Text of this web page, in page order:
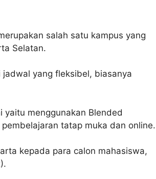
salah satu kampus yang
Selatan.
yang fleksibel, biasanya
yaitu menggunakan Blended
tatap muka dan online.
kepada para calon mahasiswa,